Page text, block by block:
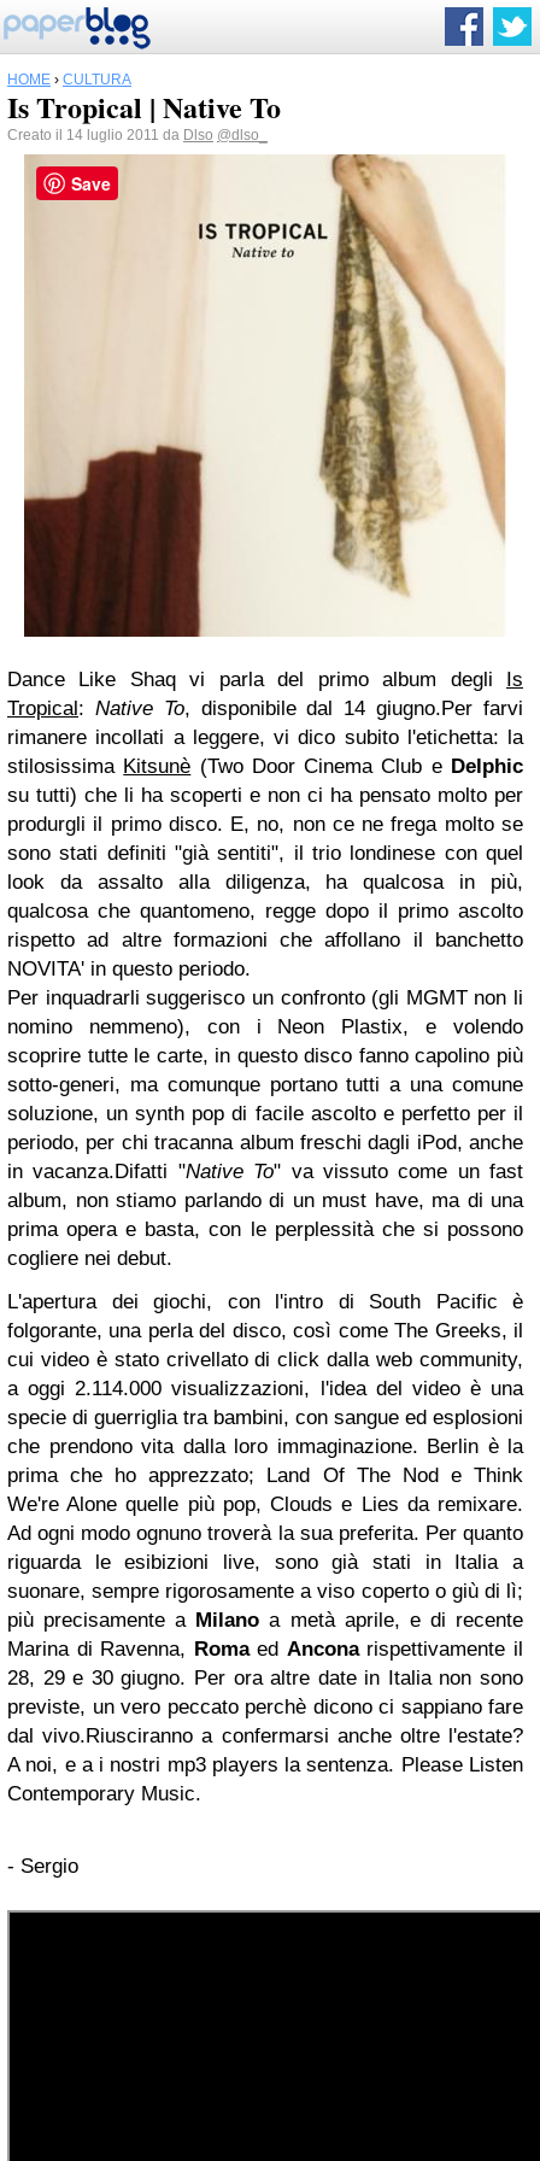
HOME › CULTURA
Is Tropical | Native To
Creato il 14 luglio 2011 da Dlso @dlso_
Dance Like Shaq vi parla del primo album degli Is
Tropical: Native To, disponibile dal 14 giugno.Per farvi
rimanere incollati a leggere, vi dico subito l'etichetta: la
stilosissima Kitsunè (Two Door Cinema Club e Delphic
su tutti) che li ha scoperti e non ci ha pensato molto per
produrgli il primo disco. E, no, non ce ne frega molto se
sono stati definiti "già sentiti", il trio londinese con quel
look da assalto alla diligenza, ha qualcosa in più,
qualcosa che quantomeno, regge dopo il primo ascolto
rispetto ad altre formazioni che affollano il banchetto
NOVITA' in questo periodo.
Per inquadrarli suggerisco un confronto (gli MGMT non li
nomino nemmeno), con i Neon Plastix, e volendo
scoprire tutte le carte, in questo disco fanno capolino più
sotto-generi, ma comunque portano tutti a una comune
soluzione, un synth pop di facile ascolto e perfetto per il
periodo, per chi tracanna album freschi dagli iPod, anche
in vacanza.Difatti "Native To" va vissuto come un fast
album, non stiamo parlando di un must have, ma di una
prima opera e basta, con le perplessità che si possono
cogliere nei debut.
L'apertura dei giochi, con l'intro di South Pacific è
folgorante, una perla del disco, così come The Greeks, il
cui video è stato crivellato di click dalla web community,
a oggi 2.114.000 visualizzazioni, l'idea del video è una
specie di guerriglia tra bambini, con sangue ed esplosioni
che prendono vita dalla loro immaginazione. Berlin è la
prima che ho apprezzato; Land Of The Nod e Think
We're Alone quelle più pop, Clouds e Lies da remixare.
Ad ogni modo ognuno troverà la sua preferita. Per quanto
riguarda le esibizioni live, sono già stati in Italia a
suonare, sempre rigorosamente a viso coperto o giù di lì;
più precisamente a Milano a metà aprile, e di recente
Marina di Ravenna, Romaed Anconarispettivamente il
28, 29 e 30 giugno. Per ora altre date in Italia non sono
previste, un vero peccato perchè dicono ci sappiano fare
dal vivo.Riusciranno a confermarsi anche oltre l'estate?
A noi, e a i nostri mp3 players la sentenza. Please Listen
Contemporary Music.
- Sergio
Save